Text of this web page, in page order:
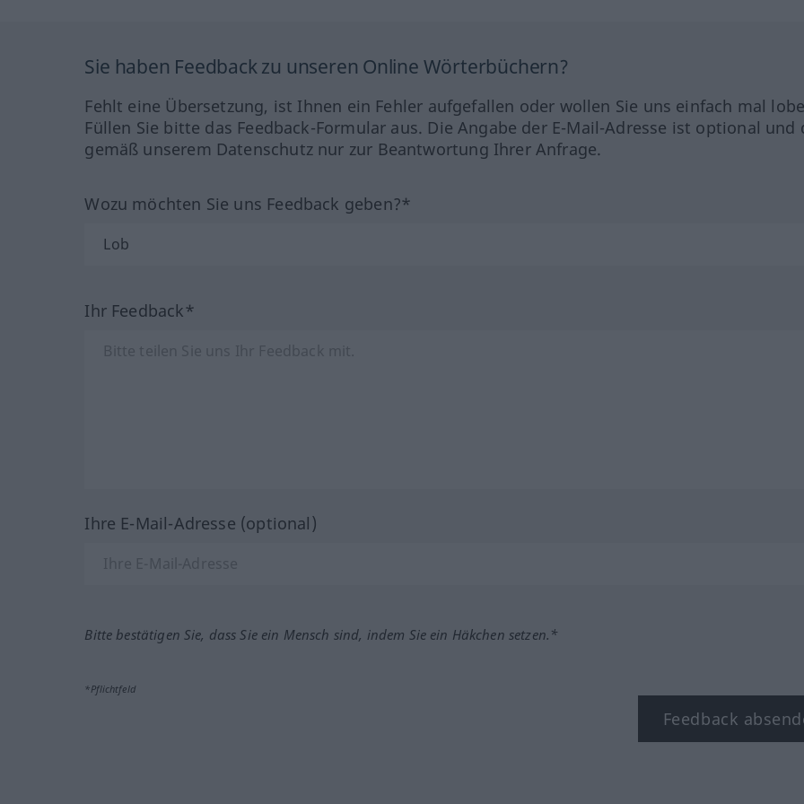
Sie haben Feedback zu unseren Online Wörterbüchern?
Fehlt eine Übersetzung, ist Ihnen ein Fehler aufgefallen oder wollen Sie uns einfach mal
Füllen Sie bitte das Feedback-Formular aus. Die Angabe der E-Mail-Adresse ist optional und
gemäß unserem Datenschutz nur zur Beantwortung Ihrer Anfrage.
Wozu möchten Sie uns Feedback geben?*
Ihr Feedback*
Ihre E-Mail-Adresse (optional)
Bitte bestätigen Sie, dass Sie ein Mensch sind, indem Sie ein Häkchen setzen.*
*Pflichtfeld
Feedback